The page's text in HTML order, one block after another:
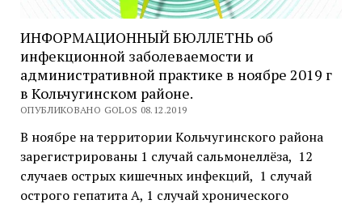
ИНФОРМАЦИОННЫЙ БЮЛЛЕТНЬ об
инфекционной заболеваемости и
административной практике в ноябре 2019 г
в Кольчугинском районе.
ОПУБЛИКОВАНО GOLOS 08.12.2019
В ноябре на территории Кольчугинского района
зарегистрированы 1 случай сальмонеллёза, 12
случаев острых кишечных инфекций, 1 случай
острого гепатита А, 1 случай хронического